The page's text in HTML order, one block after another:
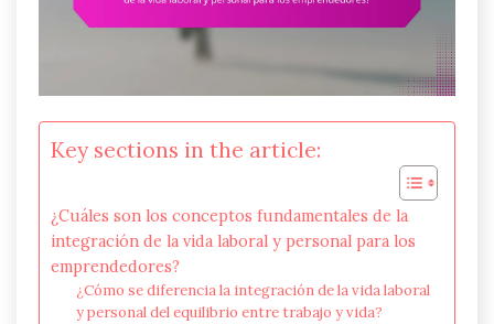
Key sections in the article:
¿Cuáles son los conceptos fundamentales de la
integración de la vida laboral y personal para los
emprendedores?
¿Cómo se diferencia la integración de la vida laboral
y personal del equilibrio entre trabajo y vida?